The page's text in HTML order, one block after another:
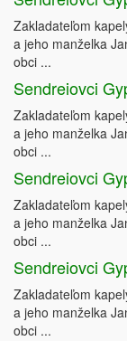
Zakladateľom
a jeho manželka
obci ...
Sendreiovci
Zakladateľom
a jeho manželka
obci ...
Sendreiovci
Zakladateľom
a jeho manželka
obci ...
Sendreiovci
Zakladateľom
a jeho manželka
obci ...